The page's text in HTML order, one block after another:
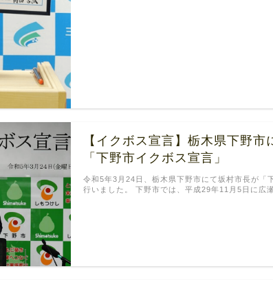
【イクボス宣言】栃木県下野市
「下野市イクボス宣言」
令和5年3月24日、栃木県下野市にて坂村市長が「
行いました。 下野市では、平成29年11月5日に広